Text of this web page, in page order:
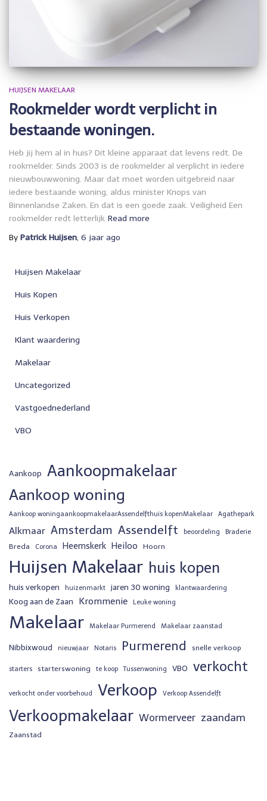
HUIJSEN MAKELAAR
Rookmelder wordt verplicht in
bestaande woningen.
Heb jij hem al in huis? Dit kleine apparaat dat levens redt. De
rookmelder. Sinds 2003 is de rookmelder al verplicht in iedere
nieuwbouwwoning. Maar dat moet worden uitgebreid naar
iedere bestaande woning, aldus minister Knops van
Binnenlandse Zaken. En dat is een goede zaak. Veiligheid Een
rookmelder redt letterlijk Read more
By Patrick Huijsen, 6 jaar ago
Huijsen Makelaar
Huis Kopen
Huis Verkopen
Klant waardering
Makelaar
Uncategorized
Vastgoednederland
VBO
Aankoop Aankoopmakelaar
Aankoop woning
Aankoop woningaankoopmakelaarAssendelfthuis kopenMakelaar Agathepark
Alkmaar Amsterdam Assendelft beoordeling Braderie
Breda Corona Heemskerk Heiloo Hoorn
Huijsen Makelaar huis kopen
huis verkopen huizenmarkt jaren 30 woning klantwaardering
Koog aan de Zaan Krommenie Leuke woning
Makelaar Makelaar Purmerend Makelaar zaanstad
Nibbixwoud nieuwjaar Notaris Purmerend snelle verkoop
starters starterswoning te koop Tussenwoning VBO verkocht
verkocht onder voorbehoud Verkoop Verkoop Assendelft
Verkoopmakelaar Wormerveer zaandam
Zaanstad